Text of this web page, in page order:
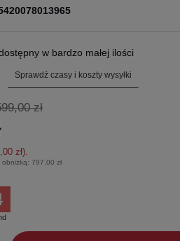
w bardzo małej ilości
Sprawdź czasy i koszty wysyłki
zł
zł).
obniżką: 797,00 zł